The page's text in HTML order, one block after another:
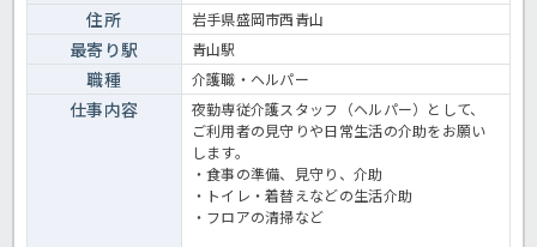
住所 岩手県盛岡市西青山
最寄り駅 青山駅
職種 介護職・ヘルパー
仕事内容
夜勤専従介護スタッフ（ヘルパー）として、
ご利用者の見守りや日常生活の介助をお願い
します。
・食事の準備、見守り、介助
・トイレ・着替えなどの生活介助
・フロアの清掃など